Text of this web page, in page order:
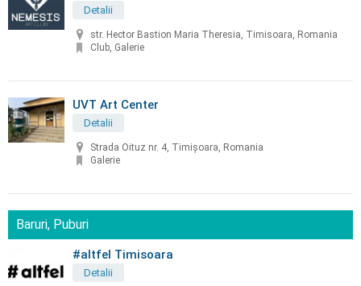
Detalii
str. Hector Bastion Maria Theresia, Timisoara, Romania
Club, Galerie
UVT Art Center
Detalii
Strada Oituz nr. 4, Timișoara, Romania
Galerie
Baruri, Puburi
#altfel Timisoara
Detalii